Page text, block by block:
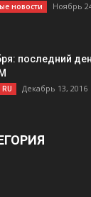
новости Ноябрь
последний
Декабрь 13, 2016